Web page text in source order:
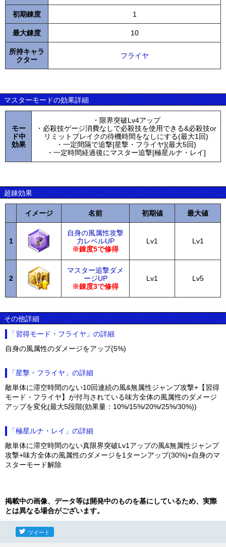
初期錬度 1
最大錬度 10
所持キャラ
クター
フライヤ
マスターモードの効果詳細
モー
ド中
効果
・限界突破Lv4アップ
・必殺技ゲージ消費なしで必殺技を使用できる&必殺技or
リミットブレイクの待機時間をなしにする(最大1回)
・一定間隔で追撃[星撃・フライヤ](最大5回)
・一定時間経過後にマスター追撃[極星ルナ・レイ]
超錬効果
イメージ 名前 初期値 最大値
1
自身の風属性攻撃
力レベルUP
※錬度5で修得
Lv1 Lv1
2
マスター追撃ダメ
ージUP
※錬度3で修得
Lv1 Lv5
その他詳細
「習得モード・フライヤ」の詳細
自身の風属性のダメージをアップ(5%)
「星撃・フライヤ」の詳細
敵単体に滞空時間のない10回連続の風&無属性ジャンプ攻撃+【習得
モード・フライヤ】が付与されている味方全体の風属性のダメージ
アップを変化(最大5段階(効果量：10%/15%/20%/25%/30%))
「極星ルナ・レイ」の詳細
敵単体に滞空時間のない真限界突破Lv1アップの風&無属性ジャンプ
攻撃+味方全体の風属性のダメージを1ターンアップ(30%)+自身のマ
スターモード解除
掲載中の画像、データ等は開発中のものを基にしているため、実際
とは異なる場合がございます。
ツイート